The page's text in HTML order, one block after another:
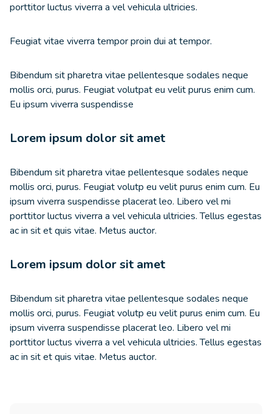
porttitor luctus viverra a vel vehicula ultricies.
Feugiat vitae viverra tempor proin dui at tempor.
Bibendum sit pharetra vitae pellentesque sodales neque
mollis orci, purus. Feugiat volutpat eu velit purus enim cum.
Eu ipsum viverra suspendisse
Lorem ipsum dolor sit amet
Bibendum sit pharetra vitae pellentesque sodales neque
mollis orci, purus. Feugiat volutp eu velit purus enim cum. Eu
ipsum viverra suspendisse placerat leo. Libero vel mi
porttitor luctus viverra a vel vehicula ultricies. Tellus egestas
ac in sit et quis vitae. Metus auctor.
Lorem ipsum dolor sit amet
Bibendum sit pharetra vitae pellentesque sodales neque
mollis orci, purus. Feugiat volutp eu velit purus enim cum. Eu
ipsum viverra suspendisse placerat leo. Libero vel mi
porttitor luctus viverra a vel vehicula ultricies. Tellus egestas
ac in sit et quis vitae. Metus auctor.